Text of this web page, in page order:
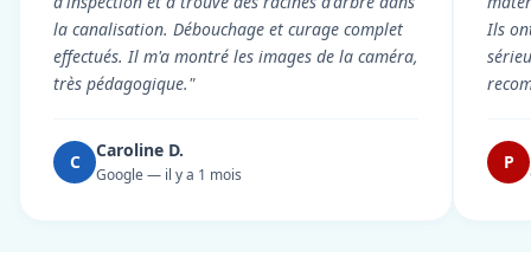
la canalisation. Débouchage et curage complet
effectués. Il m'a montré les images de la caméra,
très pédagogique."
C
Caroline D.
Google — il y a 1 mois
Ils
P